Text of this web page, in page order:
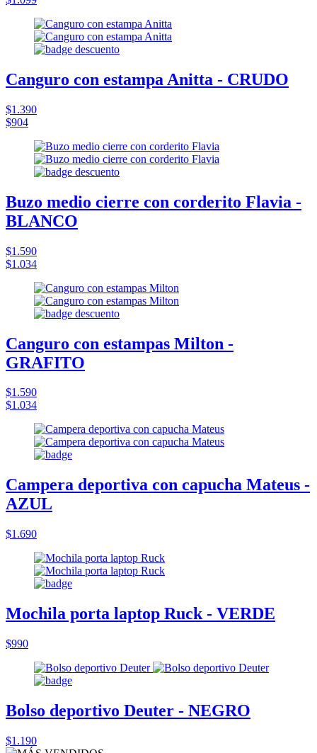
Canguro con estampa Anitta - CRUDO
$1.390
$904
Buzo medio cierre con corderito Flavia -
BLANCO
$1.590
$1.034
Canguro con estampas Milton -
GRAFITO
$1.590
$1.034
Campera deportiva con capucha Mateus -
AZUL
$1.690
Mochila porta laptop Ruck - VERDE
$990
Bolso deportivo Deuter - NEGRO
$1.190